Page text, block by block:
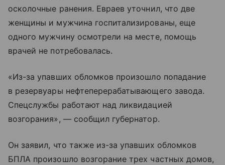
осколочные ранения. Евраев уточнил, что две
женщины и мужчина госпитализированы, еще
одного мужчину осмотрели на месте, помощь
врачей не потребовалась.
«Из-за упавших обломков произошло попадание
в резервуары нефтеперерабатывающего завода.
Спецслужбы работают над ликвидацией
возгорания», — сообщил губернатор.
Он заявил, что также из-за упавших обломков
БПЛА произошло возгорание трех частных домов,